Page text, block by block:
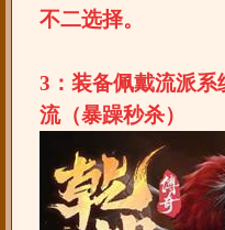
不二选择。
3：装备佩戴流派
流（暴躁秒杀）